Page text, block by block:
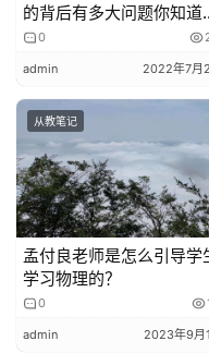
课，听不懂考试能考好
下！期中考试20多分
始，先讲基础知识和基
学期努力，这次考试依
键点来了，这是巨大的
候，母亲对孩子一通表
要求和目标，我觉得母
看问题啊！对不对，进
的背后有多大问题你知道
么？
0
admin 2022年7月
从教笔记
孟付良老师是怎么引导学
学习物理的？
0
admin 2023年9月